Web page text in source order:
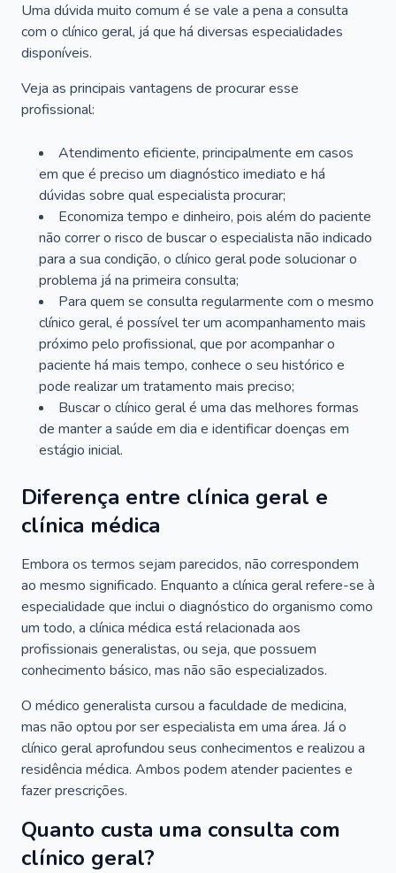
Uma dúvida muito comum é se vale a pena a consulta
com o clínico geral, já que há diversas especialidades
disponíveis.
Veja as principais vantagens de procurar esse
profissional:
Atendimento eficiente, principalmente em casos
em que é preciso um diagnóstico imediato e há
dúvidas sobre qual especialista procurar;
Economiza tempo e dinheiro, pois além do paciente
não correr o risco de buscar o especialista não indicado
para a sua condição, o clínico geral pode solucionar o
problema já na primeira consulta;
Para quem se consulta regularmente com o mesmo
clínico geral, é possível ter um acompanhamento mais
próximo pelo profissional, que por acompanhar o
paciente há mais tempo, conhece o seu histórico e
pode realizar um tratamento mais preciso;
Buscar o clínico geral é uma das melhores formas
de manter a saúde em dia e identificar doenças em
estágio inicial.
Diferença entre clínica geral e
clínica médica
Embora os termos sejam parecidos, não correspondem
ao mesmo significado. Enquanto a clínica geral refere-se à
especialidade que inclui o diagnóstico do organismo como
um todo, a clínica médica está relacionada aos
profissionais generalistas, ou seja, que possuem
conhecimento básico, mas não são especializados.
O médico generalista cursou a faculdade de medicina,
mas não optou por ser especialista em uma área. Já o
clínico geral aprofundou seus conhecimentos e realizou a
residência médica. Ambos podem atender pacientes e
fazer prescrições.
Quanto custa uma consulta com
clínico geral?